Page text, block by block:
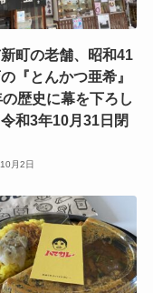
町の老舗、昭和41
『とんかつ亜希』
歴史に幕を下ろし
和3年10月31日閉
月2日